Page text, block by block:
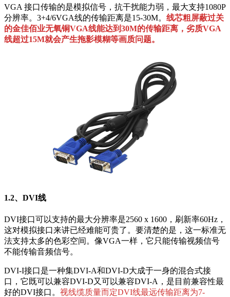
VGA 接口传输的是模拟信号，抗干扰能力弱，最大支持1080P
分辨率。3+4/6VGA线的传输距离是15-30M。 线芯粗屏蔽过关
的金佳佰业无氧铜VGA线能达到30M的传输距离，劣质VGA
线超过15M就会产生拖影模糊等画质问题。
1.2、DVI线
DVI接口可以支持的最大分辨率是2560 x 1600，刷新率60Hz，
这对模拟接口来讲已经难能可贵了。要清楚的是，这一标准无
法支持太多的色彩空间。像VGA一样，它只能传输视频信号
不能传输音频信号。
DVI-I接口是一种集DVI-A和DVI-D大成于一身的混合式接
口，它既可以兼容DVI-D又可以兼容DVI-A，是目前兼容性最
好的DVI接口。 视线缆质量而定DVI线最远传输距离为7-